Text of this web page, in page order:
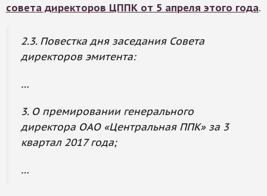
совета директоров ЦППК от 5 апреля этого года.
2.3. Повестка дня заседания Совета
директоров эмитента:
…
3. О премировании генерального
директора ОАО «Центральная ППК» за 3
квартал 2017 года;
…